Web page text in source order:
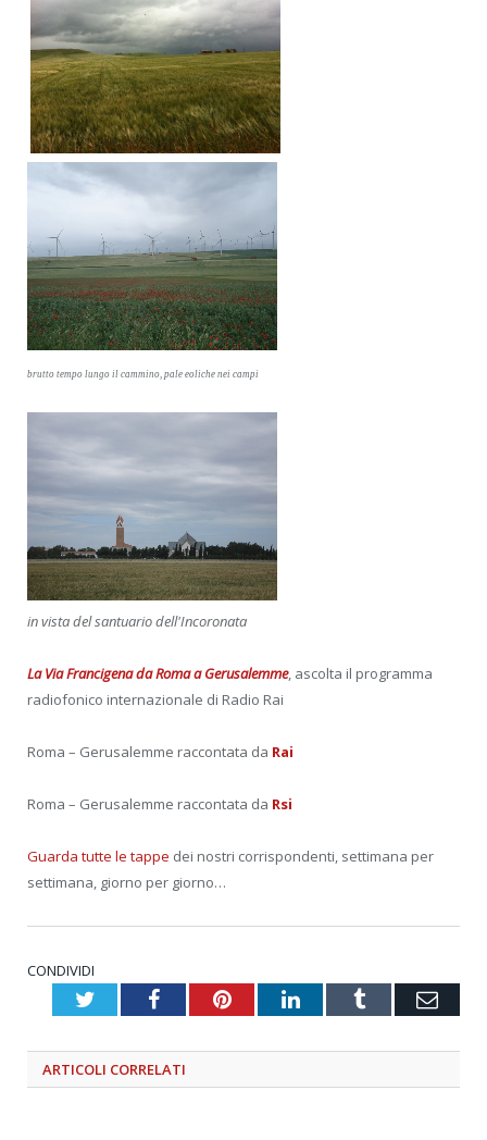
brutto tempo lungo il cammino, pale eoliche nei campi
in vista del santuario dell'Incoronata
La Via Francigena da Roma a Gerusalemme, ascolta il programma
radiofonico internazionale di Radio Rai
Roma – Gerusalemme raccontata da Rai
Roma – Gerusalemme raccontata da Rsi
Guarda tutte le tappe dei nostri corrispondenti, settimana per
settimana, giorno per giorno…
CONDIVIDI
TwitterFacebookPinterestLinkedInTumblr
ARTICOLI CORRELATI